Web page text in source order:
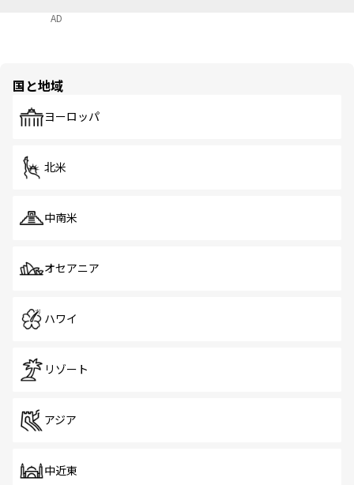
AD
国と地域
ヨーロッパ
北米
中南米
オセアニア
ハワイ
リゾート
アジア
中近東